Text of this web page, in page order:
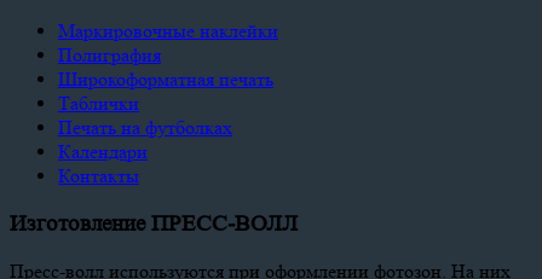
Маркировочные наклейки
Полиграфия
Широкоформатная печать
Таблички
Печать на футболках
Календари
Контакты
Изготовление ПРЕСС-ВОЛЛ
Пресс-волл используются при оформлении фотозон. На них